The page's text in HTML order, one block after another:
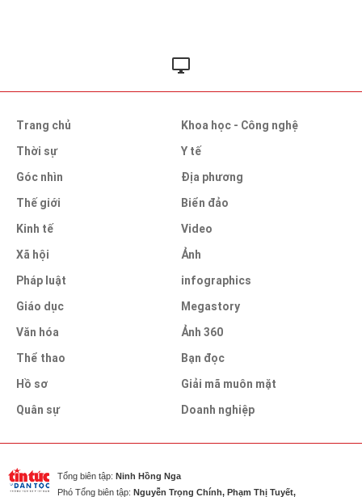
Trang chủ
Thời sự
Góc nhìn
Thế giới
Kinh tế
Xã hội
Pháp luật
Giáo dục
Văn hóa
Thể thao
Hồ sơ
Quân sự
Khoa học - Công nghệ
Y tế
Địa phương
Biển đảo
Video
Ảnh
infographics
Megastory
Ảnh 360
Bạn đọc
Giải mã muôn mặt
Doanh nghiệp
Tổng biên tập: Ninh Hồng Nga
Phó Tổng biên tập: Nguyễn Trọng Chính, Phạm Thị Tuyết,